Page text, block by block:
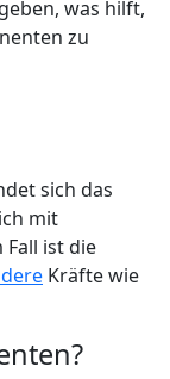
was hilft,
zu
sich das
mit
ist die
Kräfte wie